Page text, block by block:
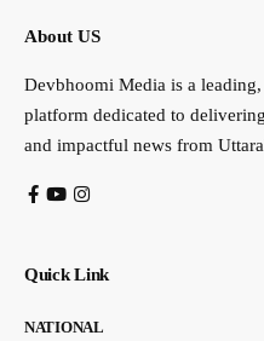
About US
Devbhoomi Media is a
platform dedicated to
and impactful news from
Quick Link
NATIONAL